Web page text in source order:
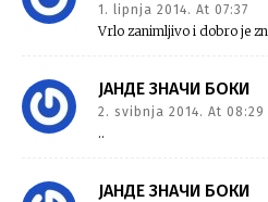
1. lipnja 2014. At 07:37
Vrlo zanimljivo i dobro je
ЈАНДЕ ЗНАЧИ БОКИ
2. svibnja 2014. At 08:29
..
ЈАНДЕ ЗНАЧИ БОКИ